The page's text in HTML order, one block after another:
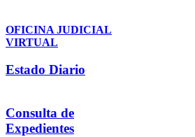
OFICINA JUDICIAL
VIRTUAL
Estado Diario
Consulta de
Expedientes